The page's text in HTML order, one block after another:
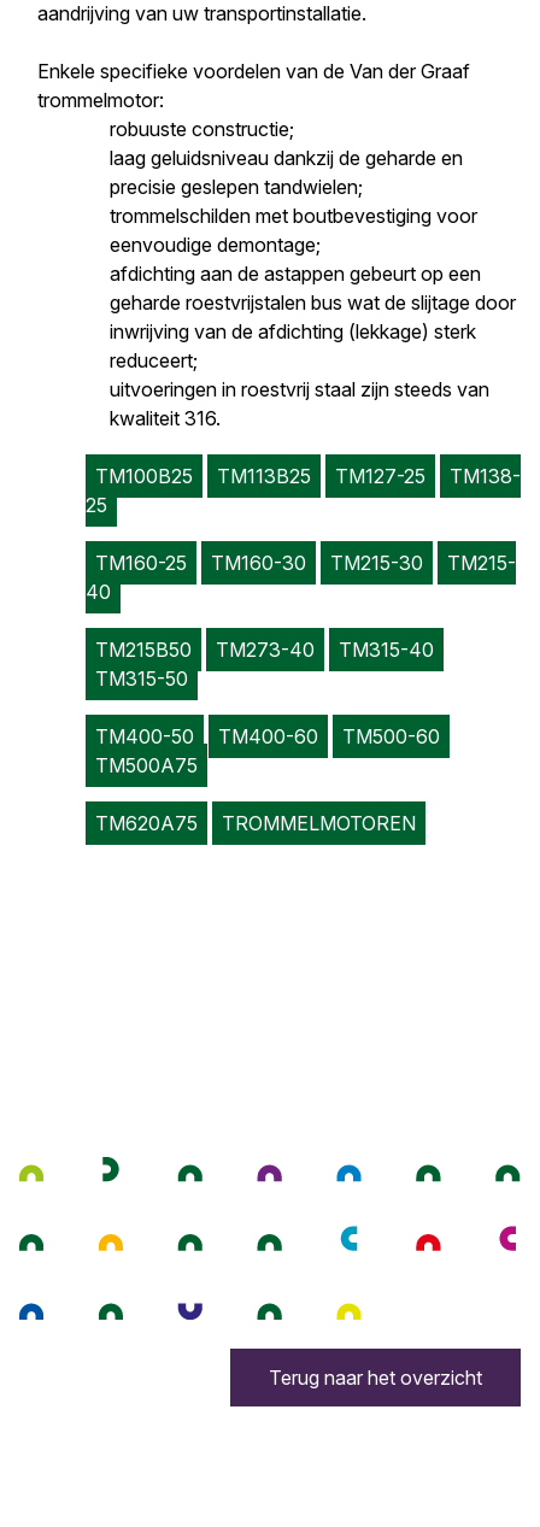
aandrijving van uw transportinstallatie.
Enkele specifieke voordelen van de Van der Graaf
trommelmotor:
robuuste constructie;
laag geluidsniveau dankzij de geharde en
precisie geslepen tandwielen;
trommelschilden met boutbevestiging voor
eenvoudige demontage;
afdichting aan de astappen gebeurt op een
geharde roestvrijstalen bus wat de slijtage door
inwrijving van de afdichting (lekkage) sterk
reduceert;
uitvoeringen in roestvrij staal zijn steeds van
kwaliteit 316.
TM100B25 TM113B25 TM127-25
TM138-
25
TM160-25 TM160-30 TM215-30
TM215-
40
TM215B50 TM273-40
TM315-40
TM315-50
TM400-50 TM400-60
TM500-60
TM500A75
TM620A75 TROMMELMOTOREN
Terug naar het overzicht